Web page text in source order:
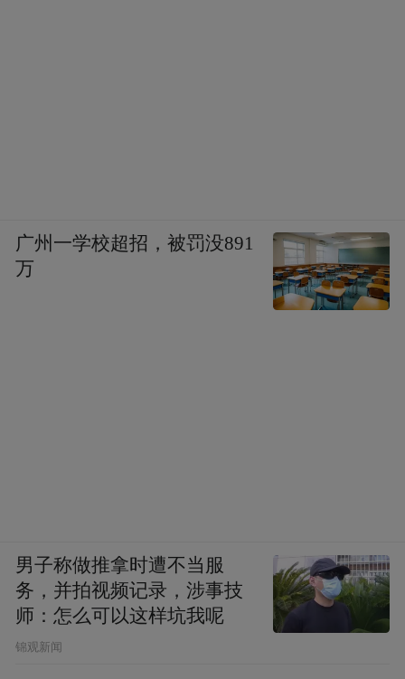
广州一学校超招，被罚没891
万
男子称做推拿时遭不当服
务，并拍视频记录，涉事技
师：怎么可以这样坑我呢
锦观新闻